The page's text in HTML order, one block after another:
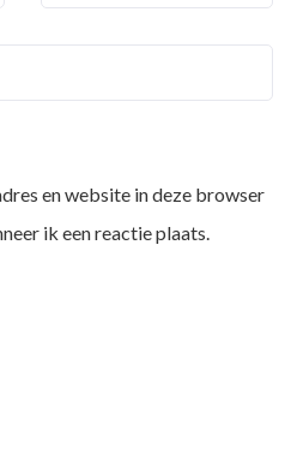
en website in deze browser
ik een reactie plaats.